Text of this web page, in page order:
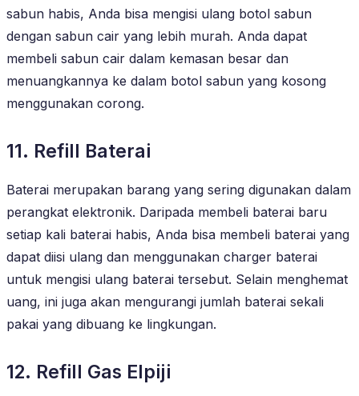
sabun habis, Anda bisa mengisi ulang botol sabun
dengan sabun cair yang lebih murah. Anda dapat
membeli sabun cair dalam kemasan besar dan
menuangkannya ke dalam botol sabun yang kosong
menggunakan corong.
11. Refill Baterai
Baterai merupakan barang yang sering digunakan dalam
perangkat elektronik. Daripada membeli baterai baru
setiap kali baterai habis, Anda bisa membeli baterai yang
dapat diisi ulang dan menggunakan charger baterai
untuk mengisi ulang baterai tersebut. Selain menghemat
uang, ini juga akan mengurangi jumlah baterai sekali
pakai yang dibuang ke lingkungan.
12. Refill Gas Elpiji